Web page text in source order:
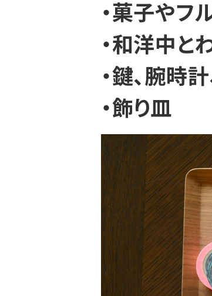
・菓子やフ
・和洋中と
・鍵、腕時
・飾り皿